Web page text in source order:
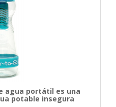
agua portátil es una
potable insegura